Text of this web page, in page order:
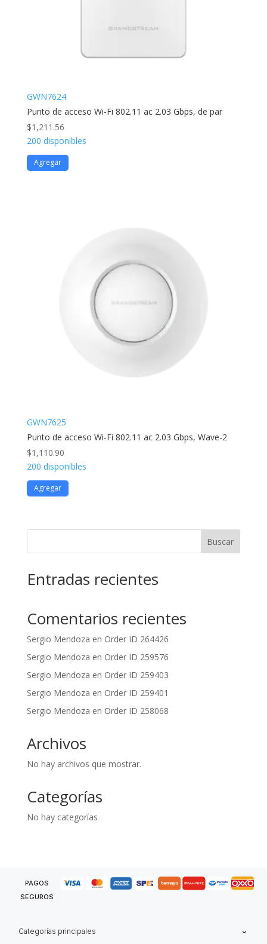
GWN7624
Punto de acceso Wi-Fi 802.11 ac 2.03 Gbps, de par
$1,211.56
200 disponibles
Agregar
GWN7625
Punto de acceso Wi-Fi 802.11 ac 2.03 Gbps, Wave-2
$1,110.90
200 disponibles
Agregar
Buscar
Entradas recientes
Comentarios recientes
Sergio Mendoza en Order ID 264426
Sergio Mendoza en Order ID 259576
Sergio Mendoza en Order ID 259403
Sergio Mendoza en Order ID 259401
Sergio Mendoza en Order ID 258068
Archivos
No hay archivos que mostrar.
Categorías
No hay categorías
PAGOS
SEGUROS
Categorías principales